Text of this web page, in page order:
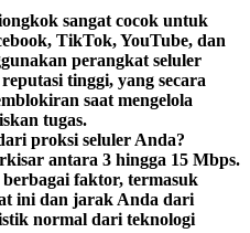
sangat cocok untuk
TikTok, YouTube, dan
perangkat seluler
tinggi, yang secara
saat mengelola
tugas.
proksi seluler Anda?
antara 3 hingga 15 Mbps.
faktor, termasuk
ini dan jarak Anda dari
normal dari teknologi